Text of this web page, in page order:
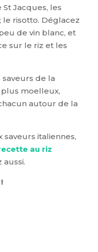
Jacques, les
le risotto. Déglacez
de vin blanc, et
sur le riz et les
de la
plus moelleux,
autour de la
saveurs italiennes,
au riz
aussi.